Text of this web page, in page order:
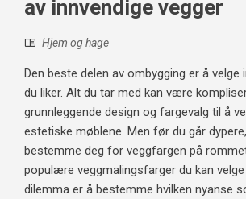
av innvendige vegger
Hjem og hage
Den beste delen av ombygging er å velge
du liker. Alt du tar med kan være
grunnleggende design og fargevalg til å
estetiske møblene. Men før du går
bestemme deg for veggfargen på
populære veggmalingsfarger du kan
dilemma er å bestemme hvilken nyanse